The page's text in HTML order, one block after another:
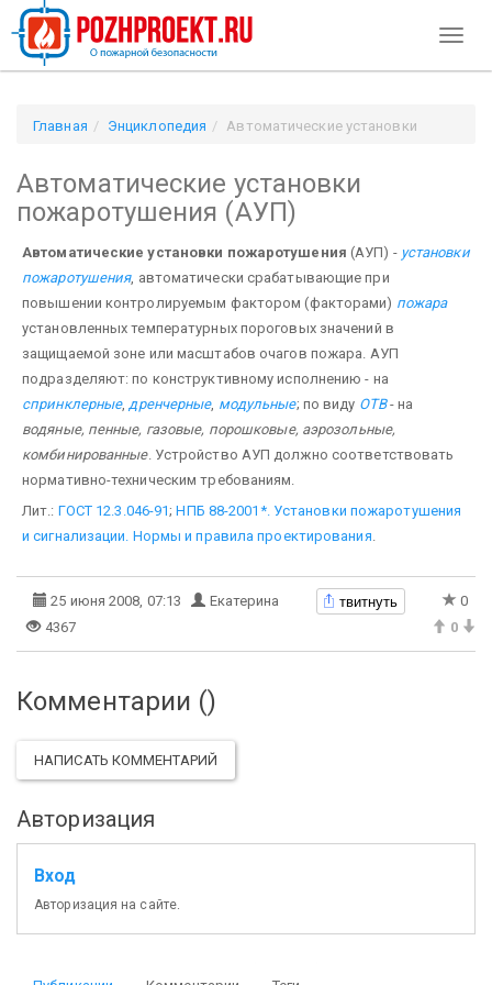
Главная Энциклопедия
Автоматические установки
Автоматические установки
пожаротушения (АУП)
Автоматические установки пожаротушения (АУП) - установки
пожаротушения, автоматически срабатывающие при
повышении контролируемым фактором (факторами) пожара
установленных температурных пороговых значений в
защищаемой зоне или масштабов очагов пожара. АУП
подразделяют: по конструктивному исполнению - на
спринклерные, дренчерные, модульные; по виду ОТВ- на
водяные, пенные, газовые, порошковые, аэрозольные,
комбинированные. Устройство АУП должно соответствовать
нормативно-техническим требованиям.
Лит.: ГОСТ 12.3.046-91;НПБ 88-2001*. Установки пожаротушения
и сигнализации. Нормы и правила проектирования
25 июня 2008, 07:13 Екатерина твитнуть
0
4367
0
Комментарии ()
НАПИСАТЬ КОММЕНТАРИЙ
Авторизация
Вход
Авторизация на сайте.